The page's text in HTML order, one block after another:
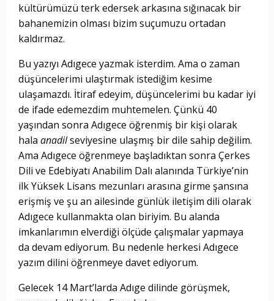
kültürümüzü terk edersek arkasına sığınacak bir
bahanemizin olması bizim suçumuzu ortadan
kaldırmaz.
Bu yazıyı Adıgece yazmak isterdim. Ama o zaman
düşüncelerimi ulaştırmak istediğim kesime
ulaşamazdı. İtiraf edeyim, düşüncelerimi bu kadar iyi
de ifade edemezdim muhtemelen. Çünkü 40
yaşından sonra Adıgece öğrenmiş bir kişi olarak
hala anadilseviyesine ulaşmış bir dile sahip değilim.
Ama Adıgece öğrenmeye başladıktan sonra Çerkes
Dili ve Edebiyatı Anabilim Dalı alanında Türkiye’nin
ilk Yüksek Lisans mezunları arasına girme şansına
erişmiş ve şu an ailesinde günlük iletişim dili olarak
Adıgece kullanmakta olan biriyim. Bu alanda
imkanlarımın elverdiği ölçüde çalışmalar yapmaya
da devam ediyorum. Bu nedenle herkesi Adıgece
yazım dilini öğrenmeye davet ediyorum.
Gelecek 14 Mart’larda Adıge dilinde görüşmek,